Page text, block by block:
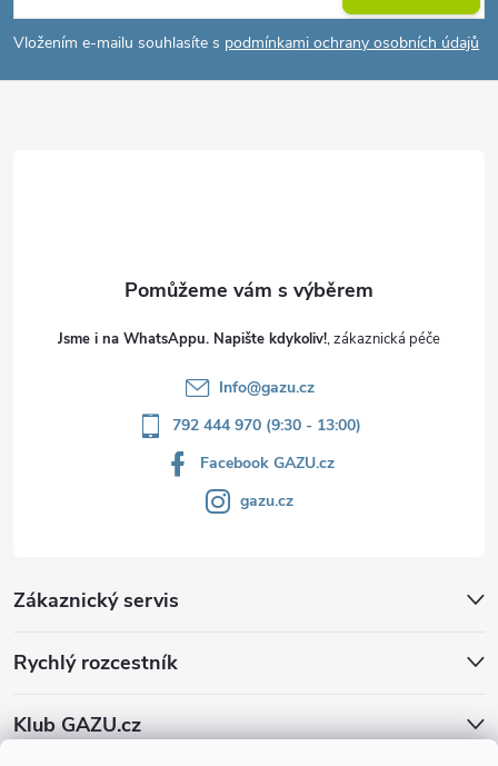
pVložením e-mailu souhlasíte s podmínkami ochrany osobních údajů
Jsme i na WhatsAppu. Napište kdykoliv!
Info@gazu.cz
792 444 970 (9:30 - 13:00)
Facebook GAZU.cz
gazu.cz
Zákaznický servis
Rychlý rozcestník
Klub GAZU.cz